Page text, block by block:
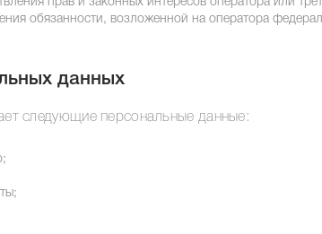
обязанности, возложенной на оператора
данных
следующие персональные данные: